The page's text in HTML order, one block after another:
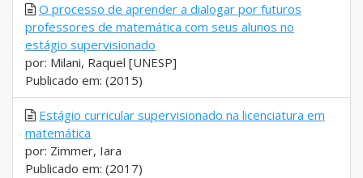
O processo de aprender a dialogar por futuros
professores de matemática com seus alunos no
estágio supervisionado
por: Milani, Raquel [UNESP]
Publicado em: (2015)
Estágio curricular supervisionado na licenciatura em
matemática
por: Zimmer, Iara
Publicado em: (2017)